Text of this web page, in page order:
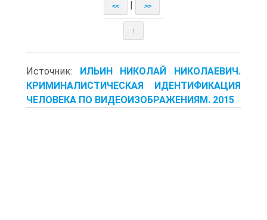
<< | >>
↑
Источник: ИЛЬИН НИКОЛАЙ НИКОЛАЕВИЧ.
КРИМИНАЛИСТИЧЕСКАЯ ИДЕНТИФИКАЦИЯ
ЧЕЛОВЕКА ПО ВИДЕОИЗОБРАЖЕНИЯМ. 2015